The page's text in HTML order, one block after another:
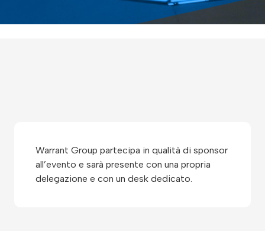
Warrant Group partecipa in qualità di sponsor
all’evento e sarà presente con una propria
delegazione e con un desk dedicato.